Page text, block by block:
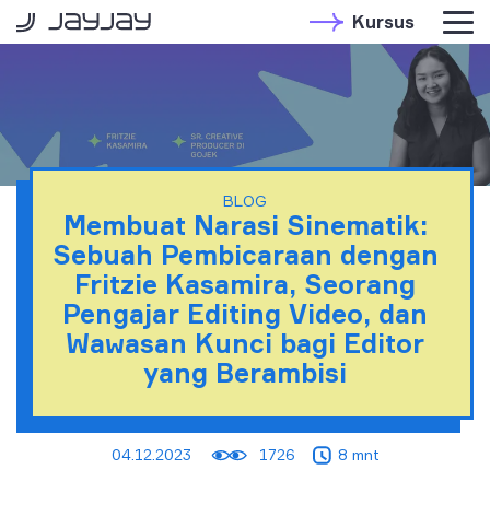
Kursus
BLOG
Membuat Narasi Sinematik:
Sebuah Pembicaraan dengan
Fritzie Kasamira, Seorang
Pengajar Editing Video, dan
Wawasan Kunci bagi Editor
yang Berambisi
04.12.2023 1726 8 mnt